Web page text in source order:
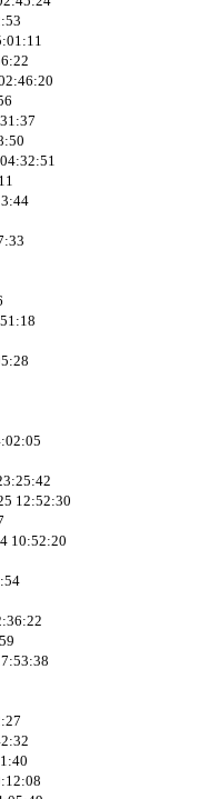
12:52:30
10:52:20